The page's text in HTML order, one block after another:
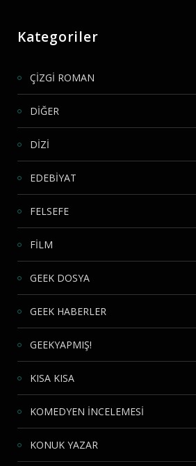
Kategoriler
ÇİZGİ ROMAN
DİĞER
DİZİ
EDEBİYAT
FELSEFE
FİLM
GEEK DOSYA
GEEK HABERLER
GEEKYAPMIŞ!
KISA KISA
KOMEDYEN İNCELEMESİ
KONUK YAZAR